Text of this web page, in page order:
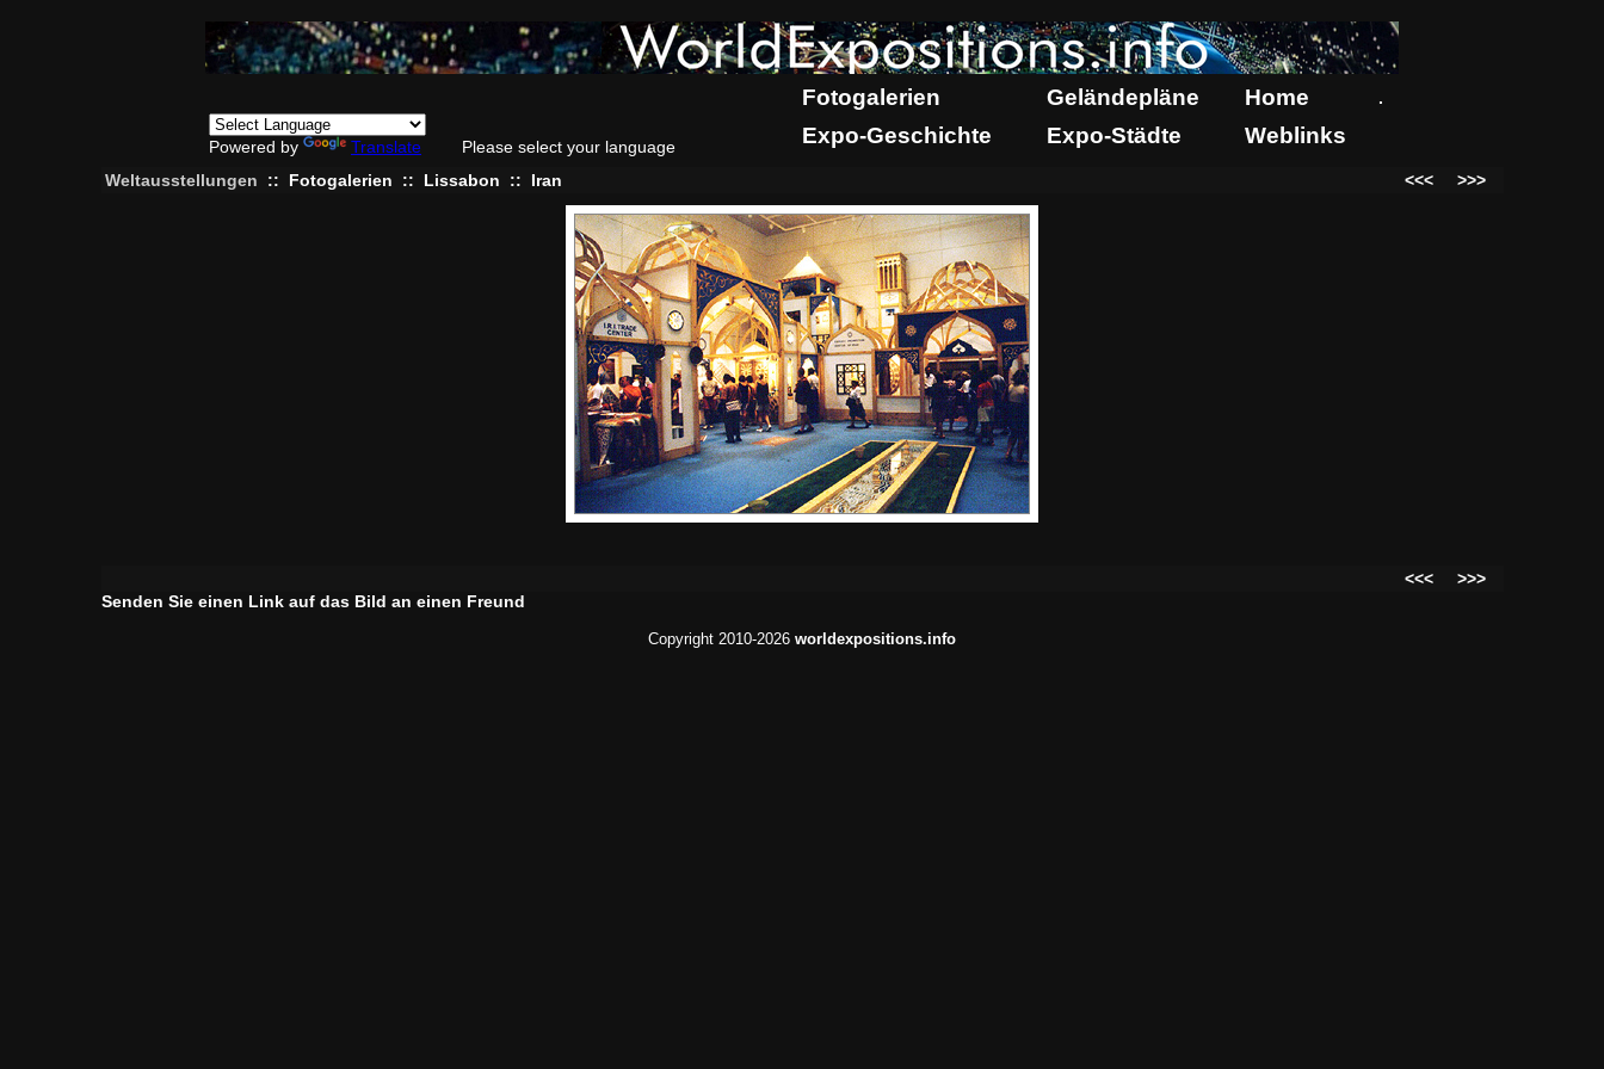
Powered by Translate Please select your language
Fotogalerien Geländepläne Home .
Expo-Geschichte Expo-Städte Weblinks
Weltausstellungen :: Fotogalerien :: Lissabon :: Iran <<< >>>
<<<
>>>
Senden Sie einen Link auf das Bild an einen Freund
Copyright 2010-2026 worldexpositions.info